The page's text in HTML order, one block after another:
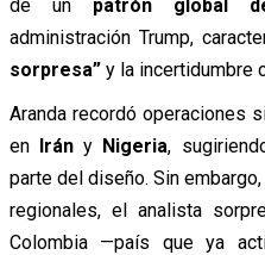
de un patrón global
administración Trump,
sorpresa”y la incertidumbre
Aranda recordó operaciones
en Irány Nigeria,
parte del diseño. Sin
regionales, el analista
Colombia —país que ya